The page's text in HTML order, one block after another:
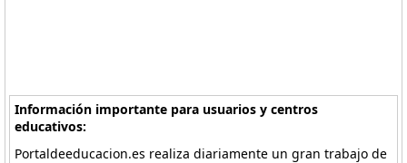
Información importante para usuarios y centros
educativos:
Portaldeeducacion.es realiza diariamente un gran trabajo de